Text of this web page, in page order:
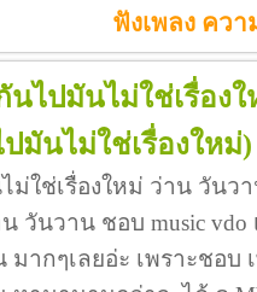
ฟังเพลง คว
นไปมันไม่ใช่เรื่อง
มันไม่ใช่เรื่องใหม่)
ม่ใช่เรื่องใหม่ ว่าน วันว
วันวาน ชอบ music
มากๆเลยอ่ะ เพราะชอบ